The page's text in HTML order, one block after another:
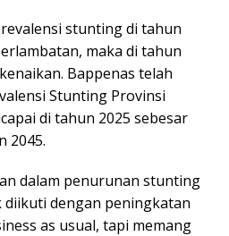
stunting di tahun
maka di tahun
Bappenas telah
Stunting Provinsi
di tahun 2025 sebesar
2045.
dalam penurunan stunting
dengan peningkatan
as usual, tapi memang